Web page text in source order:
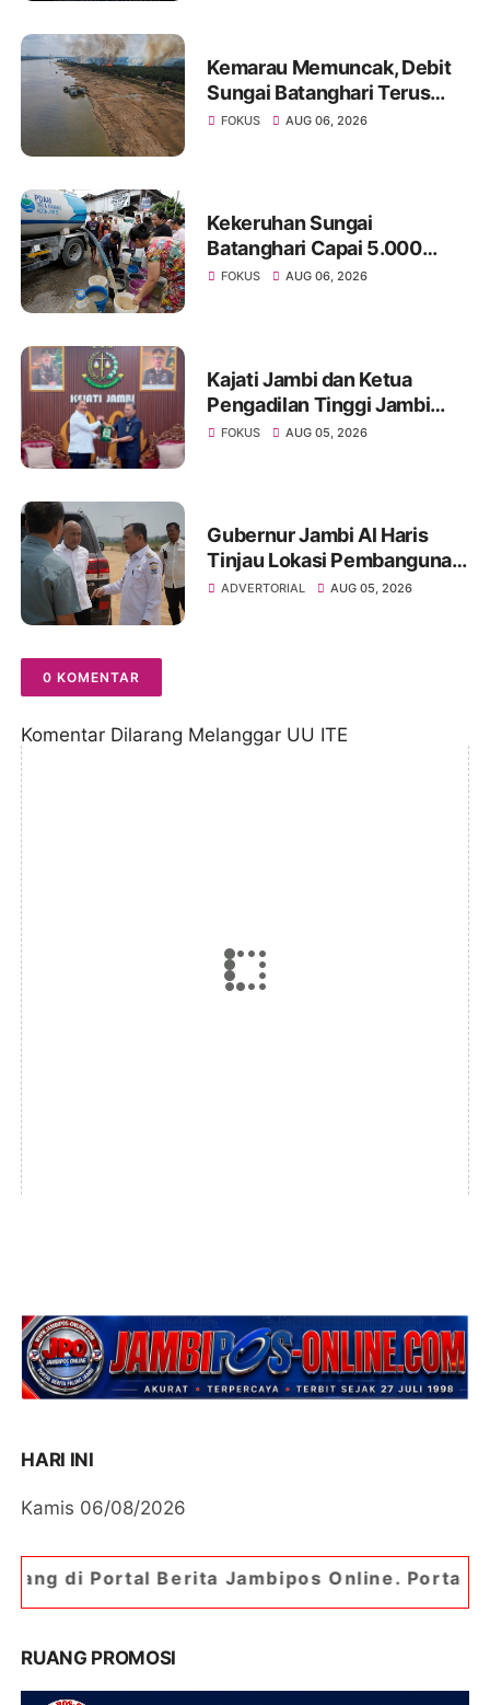
Kemarau Memuncak, Debit
Sungai Batanghari Terus
Menyusut, Jambi Hadapi
FOKUS AUG 06, 2026
Kekeruhan Sungai
Batanghari Capai 5.000
NTU, Distribusi Air PDAM
FOKUS AUG 06, 2026
Kajati Jambi dan Ketua
Pengadilan Tinggi Jambi
Berkomitmen Perkuat
FOKUS AUG 05, 2026
Gubernur Jambi Al Haris
Tinjau Lokasi Pembangunan
Sekolah Rakyat dan Lokasi
ADVERTORIAL AUG 05, 2026
0 KOMENTAR
Komentar Dilarang Melanggar UU ITE
HARI INI
Kamis 06/08/2026
Jambipos Online. Portal Berita Paling
RUANG PROMOSI